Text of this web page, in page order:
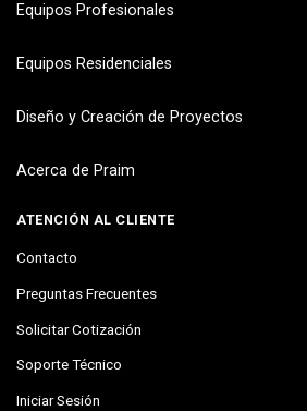
Equipos Profesionales
Equipos Residenciales
Diseño y Creación de Proyectos
Acerca de Praim
ATENCIÓN AL CLIENTE
Contacto
Preguntas Frecuentes
Solicitar Cotización
Soporte Técnico
Iniciar Sesión